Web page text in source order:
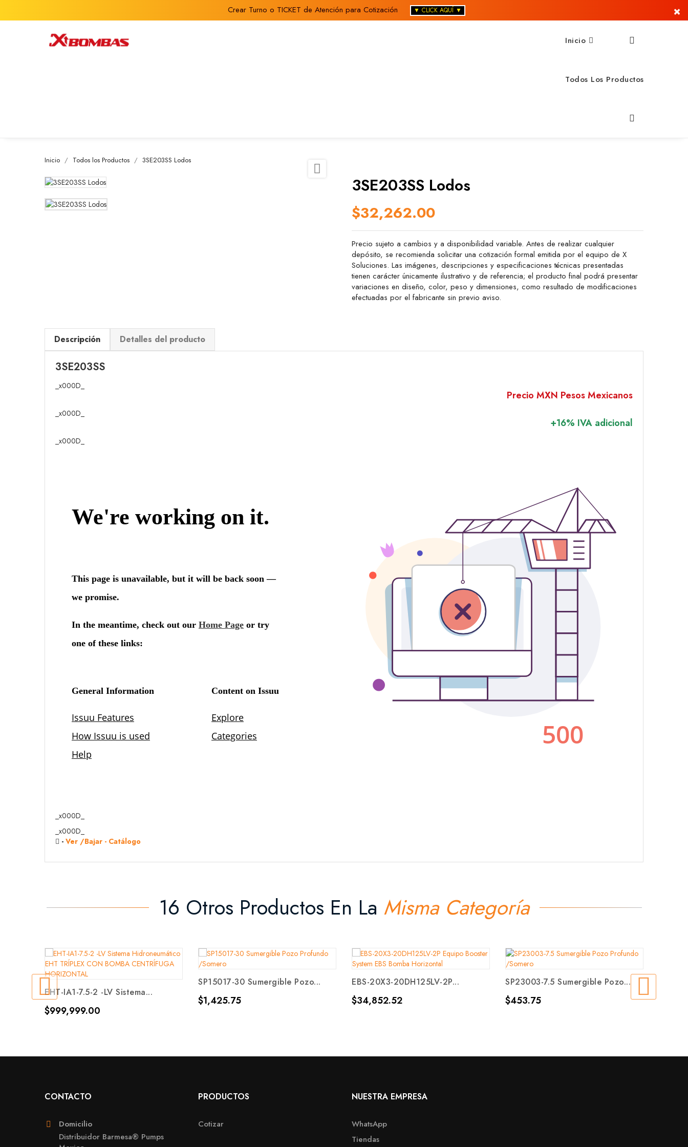
×
Crear Turno o TICKET de Atención para Cotización ▼ CLICK AQUÍ ▼
Inicio
Todos Los Productos
Inicio Todos los Productos 3SE203SS Lodos

3SE203SS Lodos
$32,262.00
Precio sujeto a cambios y a disponibilidad variable. Antes de realizar cualquier
depósito, se recomienda solicitar una cotización formal emitida por el equipo de X
Soluciones. Las imágenes, descripciones y especificaciones técnicas presentadas
tienen carácter únicamente ilustrativo y de referencia; el producto final podrá presentar
variaciones en diseño, color, peso y dimensiones, como resultado de modificaciones
efectuadas por el fabricante sin previo aviso.
Descripción Detalles del producto
3SE203SS
_x000D_
Precio MXN Pesos Mexicanos
_x000D_
+16% IVA adicional
_x000D_
_x000D_
_x000D_
- Ver /Bajar - Catálogo
16 Otros Productos En La Misma Categoría
EHT-IA1-7.5-2 -LV Sistema...
Precio
$999,999.00
SP15017-30 Sumergible Pozo...
Precio
$1,425.75
EBS-20X3-20DH125LV-2P...
Precio
$34,852.52
SP23003-7.5 Sumergible Pozo...
Precio
$453.75
CONTACTO
Domicilio
Distribuidor Barmesa® Pumps
PRODUCTOS
Cotizar
NUESTRA EMPRESA
WhatsApp
Tiendas